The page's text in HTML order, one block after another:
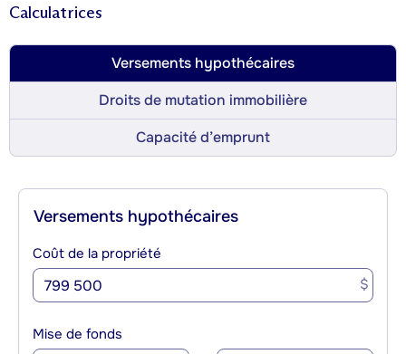
Calculatrices
Versements hypothécaires
Droits de mutation immobilière
Capacité d’emprunt
Versements hypothécaires
Coût de la propriété
$
Mise de fonds